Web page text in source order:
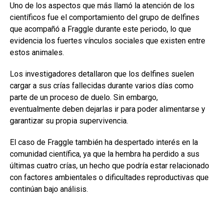
Uno de los aspectos que más llamó la atención de los
científicos fue el comportamiento del grupo de delfines
que acompañó a Fraggle durante este periodo, lo que
evidencia los fuertes vínculos sociales que existen entre
estos animales.
Los investigadores detallaron que los delfines suelen
cargar a sus crías fallecidas durante varios días como
parte de un proceso de duelo. Sin embargo,
eventualmente deben dejarlas ir para poder alimentarse y
garantizar su propia supervivencia.
El caso de Fraggle también ha despertado interés en la
comunidad científica, ya que la hembra ha perdido a sus
últimas cuatro crías, un hecho que podría estar relacionado
con factores ambientales o dificultades reproductivas que
continúan bajo análisis.